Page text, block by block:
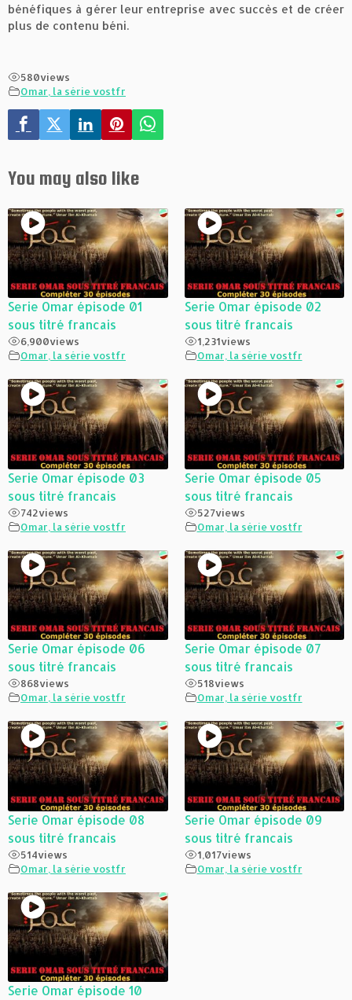
bénéfiques à gérer leur entreprise avec succès et de créer
plus de contenu béni.
580views
Omar, la série vostfr
You may also like
Serie Omar épisode 01
sous titré francais
6,900views
Omar, la série vostfr
Serie Omar épisode 02
sous titré francais
1,231views
Omar, la série vostfr
Serie Omar épisode 03
sous titré francais
742views
Omar, la série vostfr
Serie Omar épisode 05
sous titré francais
527views
Omar, la série vostfr
Serie Omar épisode 06
sous titré francais
868views
Omar, la série vostfr
Serie Omar épisode 07
sous titré francais
518views
Omar, la série vostfr
Serie Omar épisode 08
sous titré francais
514views
Omar, la série vostfr
Serie Omar épisode 09
sous titré francais
1,017views
Omar, la série vostfr
Serie Omar épisode 10